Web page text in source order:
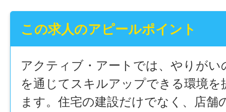
この求人のアピールポイント
アクティブ・アートでは、やりがい
を通じてスキルアップできる環境を
ます。住宅の建設だけでなく、店舗